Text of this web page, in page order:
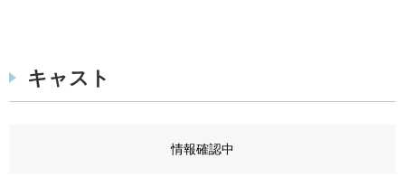
キャスト
情報確認中